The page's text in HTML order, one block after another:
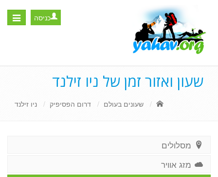
Toggle
כניסה
שעון ואזור זמן של ניו זילנד
שעונים בעולם דרום הפסיפיק ניו זילנד
מסלולים
מזג אוויר